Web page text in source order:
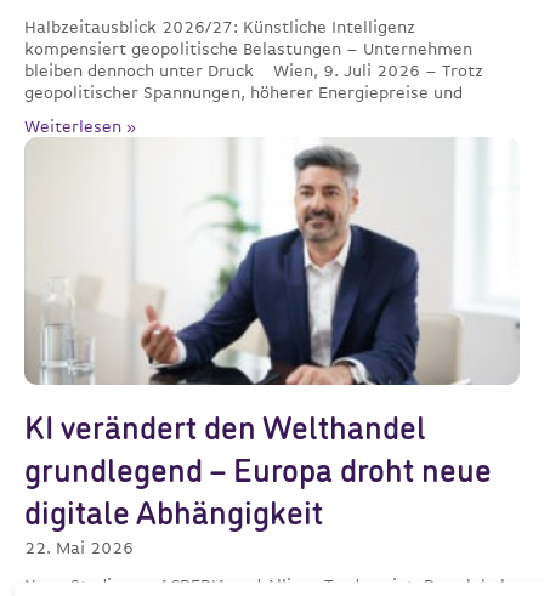
Halbzeitausblick 2026/27: Künstliche Intelligenz
kompensiert geopolitische Belastungen – Unternehmen
bleiben dennoch unter Druck Wien, 9. Juli 2026 – Trotz
geopolitischer Spannungen, höherer Energiepreise und
Weiterlesen »
KI verändert den Welthandel
grundlegend – Europa droht neue
digitale Abhängigkeit
22. Mai 2026
Neue Studie von ACREDIA und Allianz Trade zeigt: Der globale